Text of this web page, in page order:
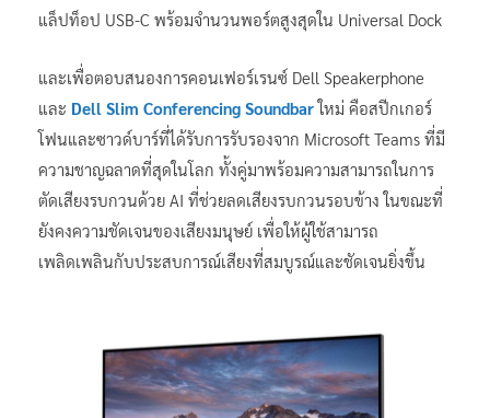
แล็ปท็อป USB-C พร้อมจำนวนพอร์ตสูงสุดใน Universal Dock
และเพื่อตอบสนองการคอนเฟอร์เรนซ์ Dell Speakerphone
และ Dell Slim Conferencing Soundbarใหม่ คือสปีกเกอร์
โฟนและซาวด์บาร์ที่ได้รับการรับรองจาก Microsoft Teams ที่มี
ความชาญฉลาดที่สุดในโลก ทั้งคู่มาพร้อมความสามารถในการ
ตัดเสียงรบกวนด้วย AI ที่ช่วยลดเสียงรบกวนรอบข้าง ในขณะที่
ยังคงความชัดเจนของเสียงมนุษย์ เพื่อให้ผู้ใช้สามารถ
เพลิดเพลินกับประสบการณ์เสียงที่สมบูรณ์และชัดเจนยิ่งขึ้น